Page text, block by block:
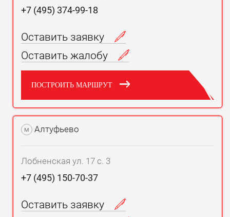
+7 (495) 374-99-18
Оставить заявку
Оставить жалобу
ПОСТРОИТЬ МАРШРУТ
м Алтуфьево
Лобненская ул. 17 с. 3
+7 (495) 150-70-37
Оставить заявку